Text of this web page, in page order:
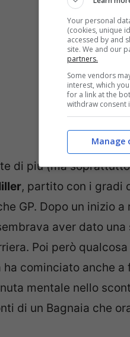
di più (ma
, partito con i gradi
GP. Dopo un inizio a
aver dato una
Poi però
cominciato anche
mentale nello
di un Bagnaia che
Your personal
(cookies, unique
accessed by and
site. We and our
partners.
Some vendors
interest, which
for a link at the
withdraw consent
Manage